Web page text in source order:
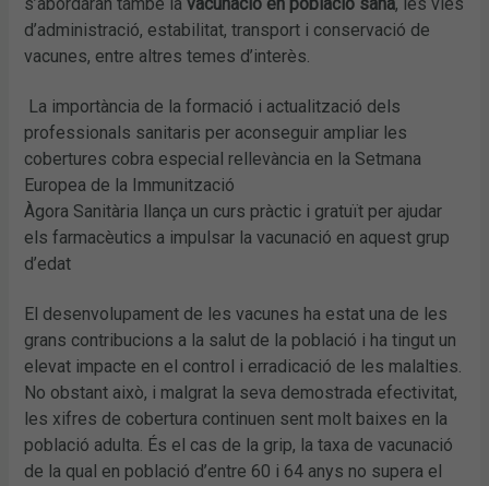
s’abordaran també la vacunació en població sana, les vies
d’administració, estabilitat, transport i conservació de
vacunes, entre altres temes d’interès.
La importància de la formació i actualització dels
professionals sanitaris per aconseguir ampliar les
cobertures cobra especial rellevància en la Setmana
Europea de la Immunització
Àgora Sanitària llança un curs pràctic i gratuït per ajudar
els farmacèutics a impulsar la vacunació en aquest grup
d’edat
El desenvolupament de les vacunes ha estat una de les
grans contribucions a la salut de la població i ha tingut un
elevat impacte en el control i erradicació de les malalties.
No obstant això, i malgrat la seva demostrada efectivitat,
les xifres de cobertura continuen sent molt baixes en la
població adulta. És el cas de la grip, la taxa de vacunació
de la qual en població d’entre 60 i 64 anys no supera el